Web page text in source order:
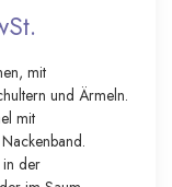
mit
und Ärmeln.
mit
in der